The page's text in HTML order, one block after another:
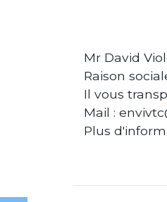
Mr David
Raison
Il vous
Mail :
Plus